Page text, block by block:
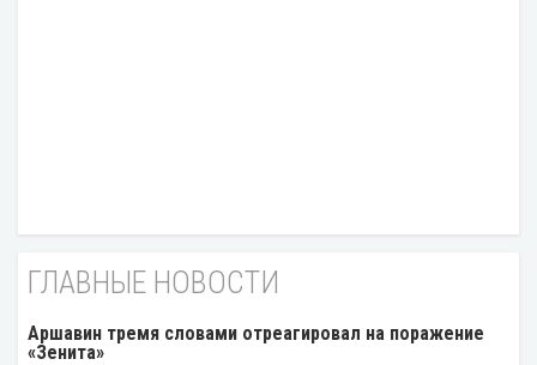
ГЛАВНЫЕ НОВОСТИ
Аршавин тремя словами отреагировал на поражение
«Зенита»